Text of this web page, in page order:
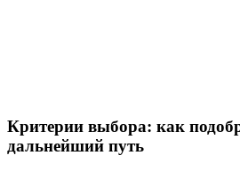
Критерии выбора: как
дальнейший путь